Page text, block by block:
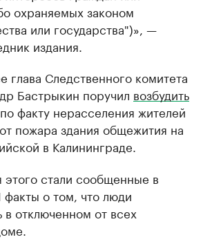
охраняемых законом
или государства")», —
издания.
глава Следственного комитета
Бастрыкин поручил возбудить
факту нерасселения жителей
пожара здания общежития на
в Калининграде.
стали сообщенные в
о том, что люди
в отключенном от всех